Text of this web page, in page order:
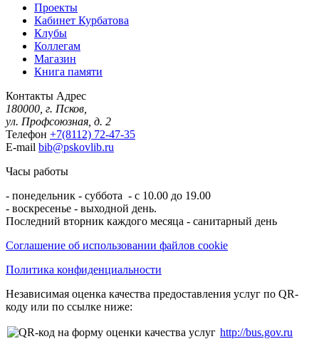
Проекты
Кабинет Курбатова
Клубы
Коллегам
Магазин
Книга памяти
Контакты Адрес
180000, г. Псков,
ул. Профсоюзная, д. 2
Телефон +7(8112) 72-47-35
E-mail bib@pskovlib.ru
Часы работы
- понедельник - суббота - с 10.00 до 19.00
- воскресенье - выходной день.
Последний вторник каждого месяца - санитарный день
Соглашение об использовании файлов cookie
Политика конфиденциальности
Независимая оценка качества предоставления услуг по QR-
коду или по ссылке ниже:
http://bus.gov.ru